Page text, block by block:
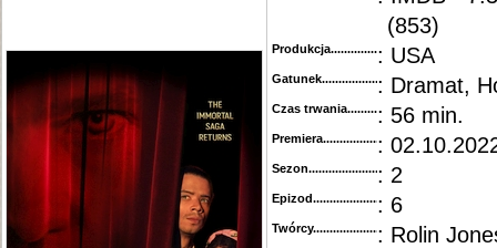
(853)
Produkcja.........................................
: USA
Gatunek...........................................
: Dramat,
Czas trwania......................................
: 56 min.
Premiera..........................................
:
Sezon.............................................
: 2
Epizod............................................
: 6
Twórcy...........................................
: Rolin